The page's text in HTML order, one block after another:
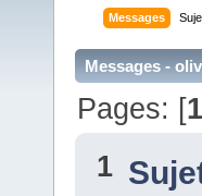
Messages
Messages -
Pages: [
1